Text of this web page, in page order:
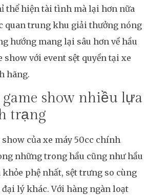
thể hiện tài tình mà lại hơn nữa
quan trung khu giải thưởng nóng
hướng mang lại sâu hơn về hầu
show với event sệt quyền tại xe
hãng.
show nhiều lựa
trạng
của xe máy 50cc chính
những trong hầu cũng như hầu
phệ nhất, sệt trưng so cùng
lý khác. Với hàng ngàn loạt